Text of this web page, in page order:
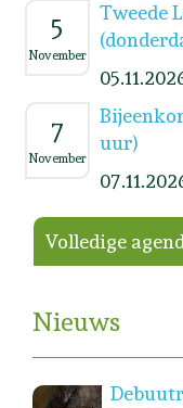
5
November
Tweede
7
November
uur)
Volledige
Nieuws